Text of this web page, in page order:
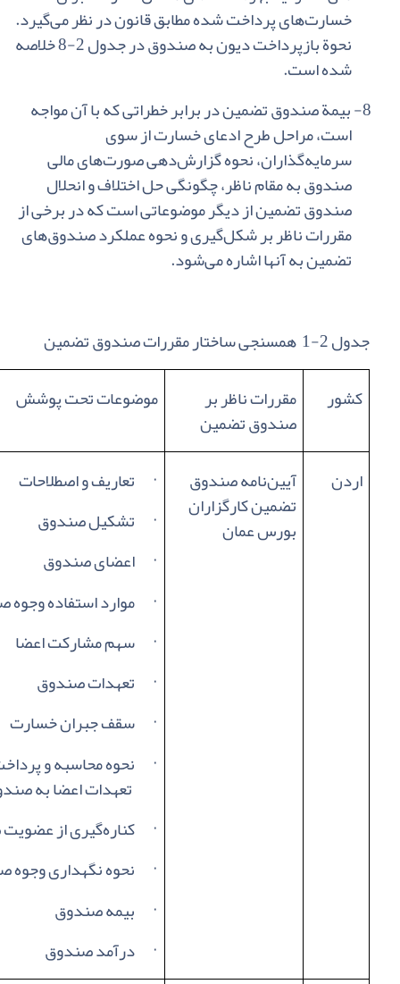
‌خسارت‌های‌ پرداخت‌ شده‌ مطابق‌ قانون‌ در نظر می‌گیرد.
نحوة‌ بازپرداخت‌ دیون‌ به‌ صندوق‌ در جدول‌2-8 خلاصه‌
شده‌ است‌.
8- بیمة‌ صندوق‌ تضمین‌ در برابر خطراتی‌ که‌ با آن‌ مواجه‌
است‌، مراحل‌ طرح‌ ادعای‌ خسارت‌ از سوی
‌سرمایه‌گذاران‌، نحوه‌ گزارش‌دهی‌ صورت‌های‌ مالی‌
صندوق‌ به‌ مقام‌ ناظر، چگونگی‌ حل‌ اختلاف‌ و انحلال
‌صندوق‌ تضمین‌ از دیگر موضوعاتی‌ است‌ که‌ در برخی‌ از
مقررات‌ ناظر بر شکل‌گیری‌ و نحوه‌ عملکرد صندوق‌های‌
تضمین‌ به‌ آنها اشاره‌ می‌شود.
جدول 2-1 همسنجی ساختار مقررات صندوق تضمین
کشور
مقررات ناظر بر
صندوق تضمین
موضوعات تحت پوشش
اردن آیین‌نامه صندوق
تضمین کارگزاران
بورس عمان
·
تعاریف و اصطلاحات
·
تشکیل صندوق
· اعضای صندوق
· موارد استفاده
· سهم مشارکت اعضا
·
تعهدات صندوق
· سقف جبران خسارت
·
نحوه محاسبه و
تعهدات اعضا به
· کناره‌گیری از
·
نحوه نگهداری وجوه
·
بیمه صندوق
· درآمد صندوق